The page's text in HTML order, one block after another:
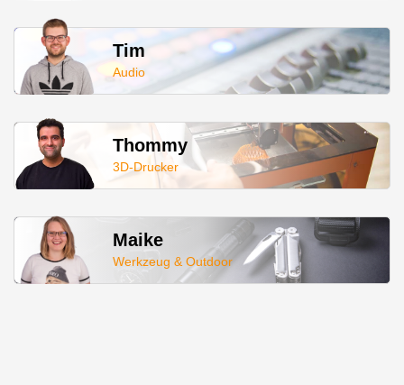
Tim
Audio
Thommy
3D-Drucker
Maike
Werkzeug & Outdoor